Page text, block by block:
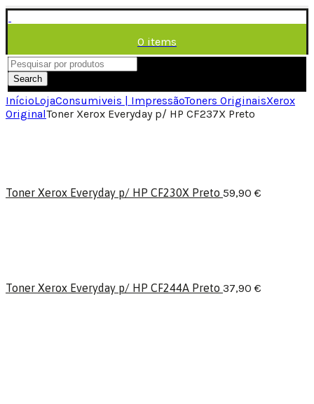
0 items
/ 0,00€
Menu
Search
InícioLojaConsumiveis | ImpressãoToners OriginaisXerox
OriginalToner Xerox Everyday p/ HP CF237X Preto
Toner Xerox Everyday p/ HP CF230X Preto 59,90 €
Toner Xerox Everyday p/ HP CF244A Preto 37,90 €